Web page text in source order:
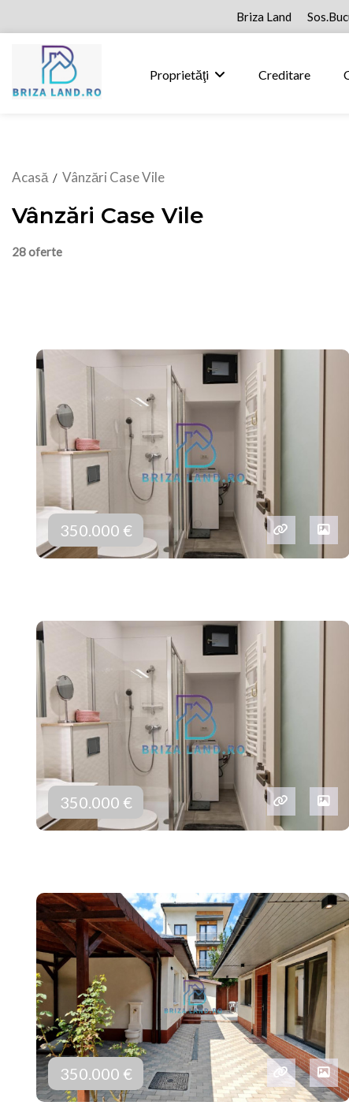
Briza Land
Proprietăţi Creditare
Acasă / Vânzări Case Vile
Vânzări Case Vile
28 oferte
350.000 €
350.000 €
350.000 €